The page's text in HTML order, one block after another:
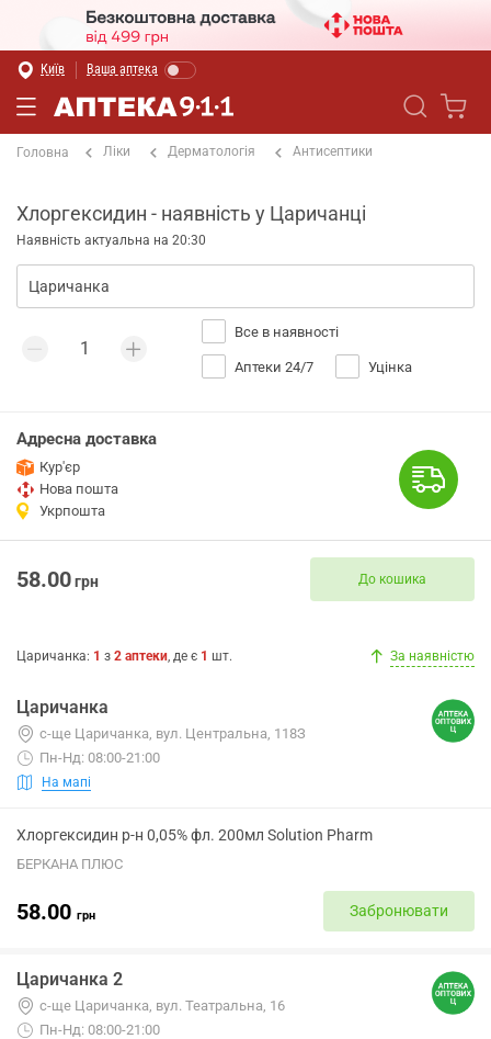
Київ Ваша аптека
Головна Ліки Дерматологія Антисептики
Хлоргексидин - наявність у Царичанці
Наявність актуальна на 20:30
Все в наявності
Аптеки 24/7 Уцінка
Адресна доставка
Кур'єр
Нова пошта
Укрпошта
58.00грн До кошика
Царичанка: 1 з 2 аптеки, де є 1 шт. За наявністю
Царичанка
с-ще Царичанка, вул. Центральна, 118З
Пн-Нд: 08:00-21:00
На мапі
Хлоргексидин р-н 0,05% фл. 200мл Solution Pharm
БЕРКАНА ПЛЮС
58.00 грн Забронювати
Царичанка 2
с-ще Царичанка, вул. Театральна, 16
Пн-Нд: 08:00-21:00